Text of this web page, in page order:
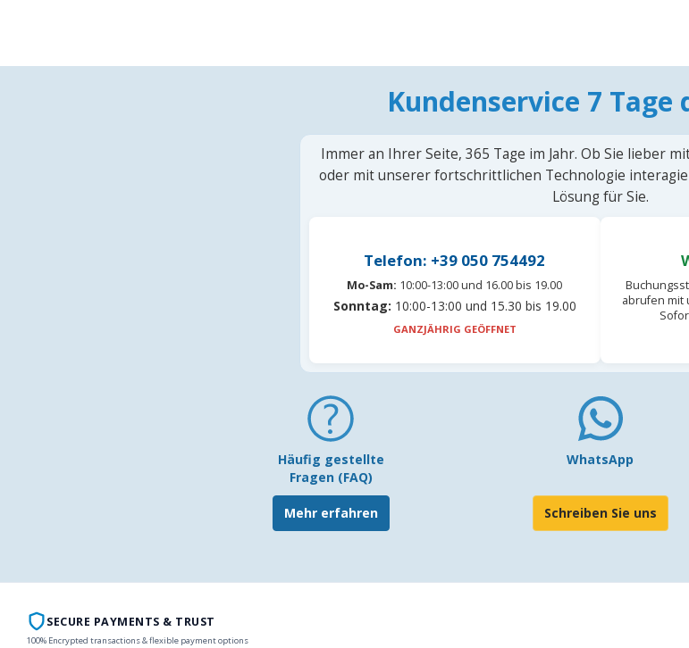
Kundenservice 7 Tage
Immer an Ihrer Seite, 365 Tage im Jahr. Ob Sie lieber
oder mit unserer fortschrittlichen Technologie
Lösung für Sie.
Telefon: +39 050 754492
Mo-Sam: 10:00-13:00 und 16.00 bis 19.00
Sonntag: 10:00-13:00 und 15.30 bis 19.00
GANZJÄHRIG GEÖFFNET
abrufen mit
Häufig gestellte
Fragen (FAQ)
Mehr erfahren
WhatsApp
Schreiben Sie uns
SECURE PAYMENTS & TRUST
100% Encrypted transactions & flexible payment options